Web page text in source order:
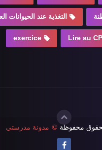
التغذية عند الحيوانات
Lire au CP
exercice
محفوظة © مدونة مدرستي